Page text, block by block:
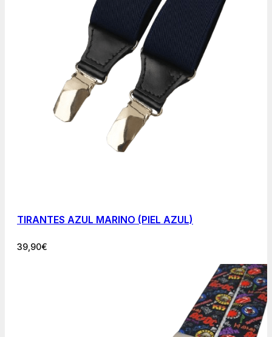
TIRANTES AZUL MARINO (PIEL AZUL)
39,90€